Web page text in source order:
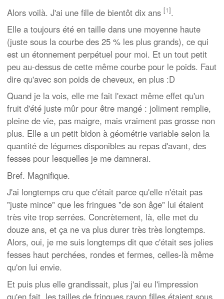
Alors voilà. J'ai une fille de bientôt dix ans [1].
Elle a toujours été en taille dans une moyenne haute
(juste sous la courbe des 25 % les plus grands), ce qui
est un étonnement perpétuel pour moi. Et un tout petit
peu au-dessus de cette même courbe pour le poids. Faut
dire qu'avec son poids de cheveux, en plus :D
Quand je la vois, elle me fait l'exact même effet qu'un
fruit d'été juste mûr pour être mangé : joliment remplie,
pleine de vie, pas maigre, mais vraiment pas grosse non
plus. Elle a un petit bidon à géométrie variable selon la
quantité de légumes disponibles au repas d'avant, des
fesses pour lesquelles je me damnerai.
Bref. Magnifique.
J'ai longtemps cru que c'était parce qu'elle n'était pas
"juste mince" que les fringues "de son âge" lui étaient
très vite trop serrées. Concrètement, là, elle met du
douze ans, et ça ne va plus durer très très longtemps.
Alors, oui, je me suis longtemps dit que c'était ses jolies
fesses haut perchées, rondes et fermes, celles-là même
qu'on lui envie.
Et puis plus elle grandissait, plus j'ai eu l'impression
qu'en fait, les tailles de fringues rayon filles étaient sous